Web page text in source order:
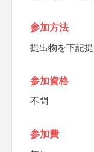
参加方法
提出物を下記
参加資格
不問
参加費